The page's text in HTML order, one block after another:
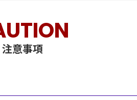
注意事項